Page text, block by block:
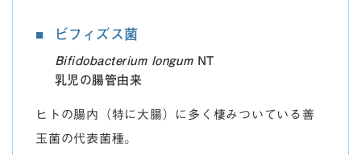
ビフィズス菌
Bifidobacterium longumNT
乳児の腸管由来
ヒトの腸内（特に大腸）に多く棲みついている善
玉菌の代表菌種。